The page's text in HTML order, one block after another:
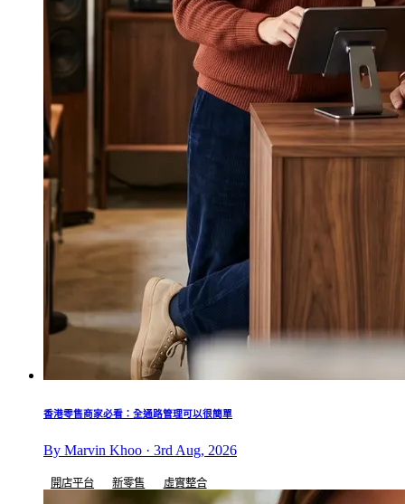
香港零售商家必看：全通路管理可以很簡單
By Marvin Khoo · 3rd Aug, 2026
開店平台 新零售 虛實整合